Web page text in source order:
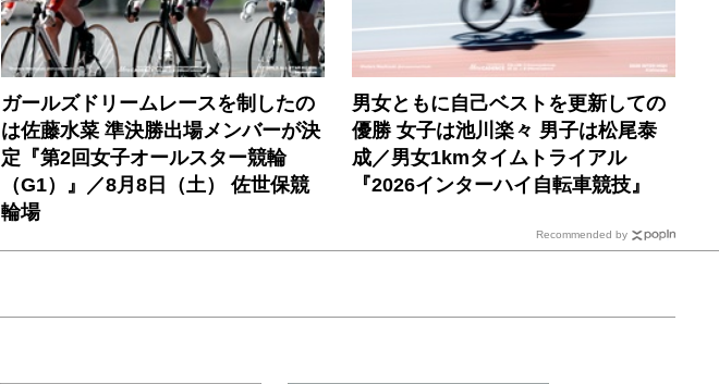
ガールズドリームレースを制したの
は佐藤水菜 準決勝出場メンバーが決
定『第2回女子オールスター競輪
（G1）』／8月8日（土） 佐世保競
輪場
男女ともに自己ベストを更新しての
優勝 女子は池川楽々 男子は松尾泰
成／男女1kmタイムトライアル
『2026インターハイ自転車競技』
Recommended by